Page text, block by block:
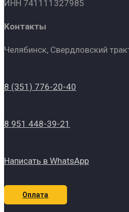
ИНН 741111327985
Контакты
Челябинск, Свердловский
8 (351) 776-20-40
8 951 448-39-21
Написать в WhatsApp
Оплата